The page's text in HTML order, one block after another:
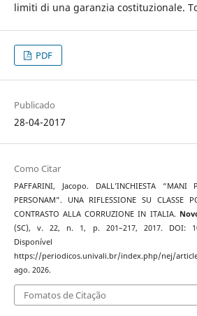
limiti di una garanzia costituzionale.
PDF
Publicado
28-04-2017
Como Citar
PAFFARINI, Jacopo. DALL’INCHIESTA
PERSONAM”. UNA RIFLESSIONE SU CLASSE
CONTRASTO ALLA CORRUZIONE IN ITALIA.
(SC), v. 22, n. 1, p. 201–217, 2017. DOI:
https://periodicos.univali.br/index.php/nej/
ago. 2026.
Fomatos de Citação